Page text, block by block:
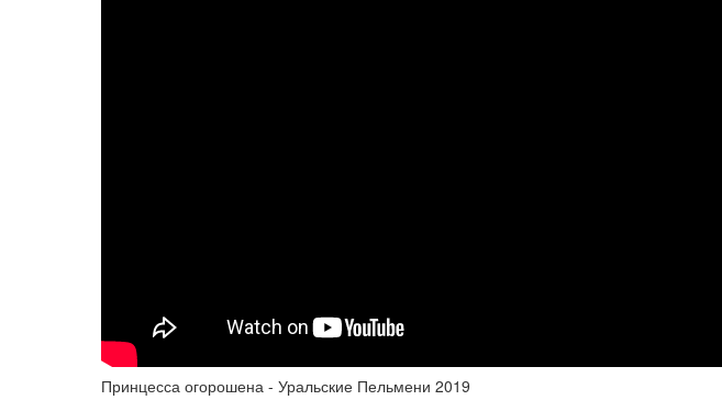
Принцесса огорошена - Уральские Пельмени 2019